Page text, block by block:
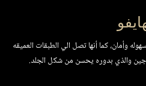
وأمان، كما أنها تصل الي الطبقات العميقه
والذي بدوره يحسن من شكل الجلد.